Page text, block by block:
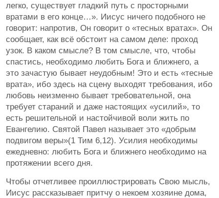
легко, существует гладкий путь с просторными
вратами в его конце…». Иисус ничего подобного не
говорит: напротив, Он говорит о «тесных вратах». Он
сообщает, как всё обстоит на самом деле: проход
узок. В каком смысле? В том смысле, что, чтобы
спастись, необходимо любить Бога и ближнего, а
это зачастую бывает неудобным! Это и есть «тесные
врата», ибо здесь на сцену выходят требования, ибо
любовь неизменно бывает требовательной, она
требует стараний и даже настоящих «усилий», то
есть решительной и настойчивой воли жить по
Евангелию. Святой Павел называет это «добрым
подвигом веры»(1 Тим 6,12). Усилия необходимы
ежедневно: любить Бога и ближнего необходимо на
протяжении всего дня.
Чтобы отчетливее проиллюстрировать Свою мысль,
Иисус рассказывает притчу о некоем хозяине дома,